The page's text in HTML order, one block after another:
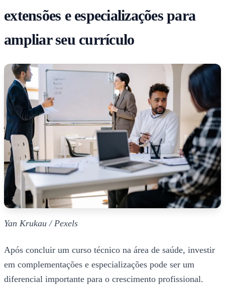
extensões e especializações para
ampliar seu currículo
Yan Krukau / Pexels
Após concluir um curso técnico na área de saúde, investir
em complementações e especializações pode ser um
diferencial importante para o crescimento profissional.